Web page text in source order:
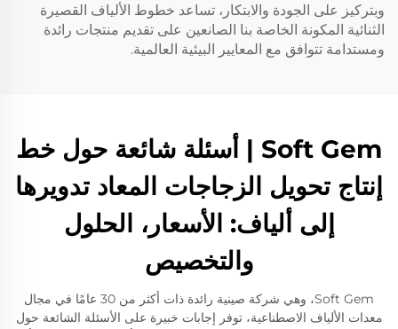
وبتركيز على الجودة والابتكار، تساعد خطوط الألياف القصيرة
الثنائية المكونة الخاصة بنا الصانعين على تقديم منتجات رائدة
ومستدامة تتوافق مع المعايير البيئية العالمية.
Soft Gem | أسئلة شائعة حول خط
إنتاج تحويل الزجاجات المعاد تدويرها
إلى ألياف: الأسعار، الحلول
والتخصيص
Soft Gem، وهي شركة صينية رائدة ذات أكثر من 30 عامًا في مجال
معدات الألياف الاصطناعية، توفر إجابات خبيرة على الأسئلة الشائعة حول